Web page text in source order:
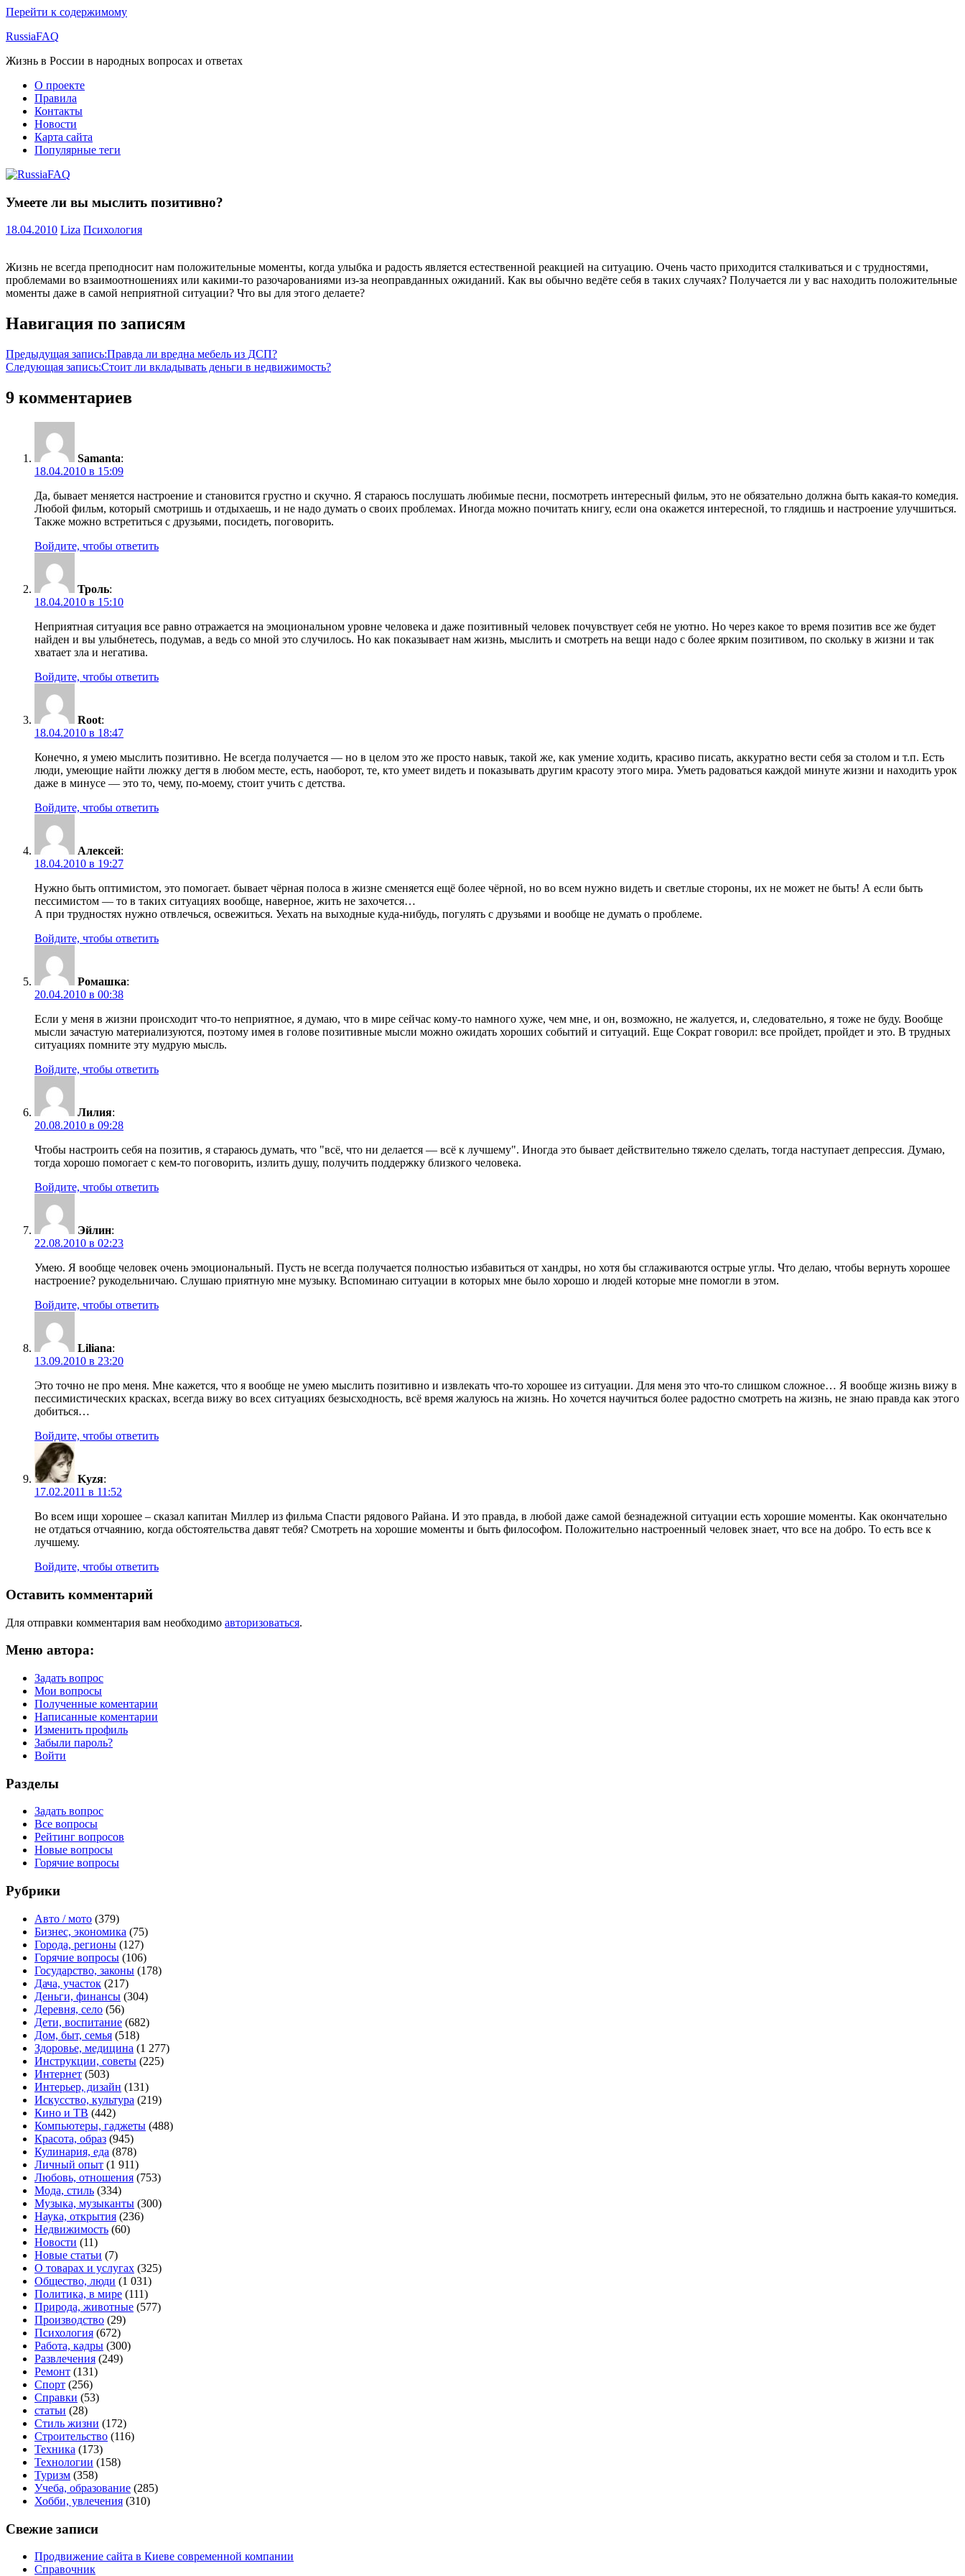
Перейти к содержимому
RussiaFAQ
Жизнь в России в народных вопросах и ответах
О проекте
Правила
Контакты
Новости
Карта сайта
Популярные теги
Умеете ли вы мыслить позитивно?
18.04.2010 Liza Психология
Жизнь не всегда преподносит нам положительные моменты, когда улыбка и радость является естественной реакцией на ситуацию. Очень часто приходится сталкиваться и с трудностями,
проблемами во взаимоотношениях или какими-то разочарованиями из-за неоправданных ожиданий. Как вы обычно ведёте себя в таких случаях? Получается ли у вас находить положительные
моменты даже в самой неприятной ситуации? Что вы для этого делаете?
Навигация по записям
Предыдущая запись:Правда ли вредна мебель из ДСП?
Следующая запись:Стоит ли вкладывать деньги в недвижимость?
9 комментариев
Samanta:
18.04.2010 в 15:09
Да, бывает меняется настроение и становится грустно и скучно. Я стараюсь послушать любимые песни, посмотреть интересный фильм, это не обязательно должна быть какая-то комедия.
Любой фильм, который смотришь и отдыхаешь, и не надо думать о своих проблемах. Иногда можно почитать книгу, если она окажется интересной, то глядишь и настроение улучшиться.
Также можно встретиться с друзьями, посидеть, поговорить.
Войдите, чтобы ответить
Троль:
18.04.2010 в 15:10
Неприятная ситуация все равно отражается на эмоциональном уровне человека и даже позитивный человек почувствует себя не уютно. Но через какое то время позитив все же будет
найден и вы улыбнетесь, подумав, а ведь со мной это случилось. Но как показывает нам жизнь, мыслить и смотреть на вещи надо с более ярким позитивом, по скольку в жизни и так
хватает зла и негатива.
Войдите, чтобы ответить
Root:
18.04.2010 в 18:47
Конечно, я умею мыслить позитивно. Не всегда получается — но в целом это же просто навык, такой же, как умение ходить, красиво писать, аккуратно вести себя за столом и т.п. Есть
люди, умеющие найти люжку дегтя в любом месте, есть, наоборот, те, кто умеет видеть и показывать другим красоту этого мира. Уметь радоваться каждой минуте жизни и находить урок
даже в минусе — это то, чему, по-моему, стоит учить с детства.
Войдите, чтобы ответить
Алексей:
18.04.2010 в 19:27
Нужно быть оптимистом, это помогает. бывает чёрная полоса в жизне сменяется ещё более чёрной, но во всем нужно видеть и светлые стороны, их не может не быть! А если быть
пессимистом — то в таких ситуациях вообще, наверное, жить не захочется…
А при трудностях нужно отвлечься, освежиться. Уехать на выходные куда-нибудь, погулять с друзьями и вообще не думать о проблеме.
Войдите, чтобы ответить
Ромашка:
20.04.2010 в 00:38
Если у меня в жизни происходит что-то неприятное, я думаю, что в мире сейчас кому-то намного хуже, чем мне, и он, возможно, не жалуется, и, следовательно, я тоже не буду. Вообще
мысли зачастую материализуются, поэтому имея в голове позитивные мысли можно ожидать хороших событий и ситуаций. Еще Сократ говорил: все пройдет, пройдет и это. В трудных
ситуациях помните эту мудрую мысль.
Войдите, чтобы ответить
Лилия:
20.08.2010 в 09:28
Чтобы настроить себя на позитив, я стараюсь думать, что "всё, что ни делается — всё к лучшему". Иногда это бывает действительно тяжело сделать, тогда наступает депрессия. Думаю,
тогда хорошо помогает с кем-то поговорить, излить душу, получить поддержку близкого человека.
Войдите, чтобы ответить
Эйлин:
22.08.2010 в 02:23
Умею. Я вообще человек очень эмоциональный. Пусть не всегда получается полностью избавиться от хандры, но хотя бы сглаживаются острые углы. Что делаю, чтобы вернуть хорошее
настроение? рукодельничаю. Слушаю приятную мне музыку. Вспоминаю ситуации в которых мне было хорошо и людей которые мне помогли в этом.
Войдите, чтобы ответить
Liliana:
13.09.2010 в 23:20
Это точно не про меня. Мне кажется, что я вообще не умею мыслить позитивно и извлекать что-то хорошее из ситуации. Для меня это что-то слишком сложное… Я вообще жизнь вижу в
пессимистических красках, всегда вижу во всех ситуациях безысходность, всё время жалуюсь на жизнь. Но хочется научиться более радостно смотреть на жизнь, не знаю правда как этого
добиться…
Войдите, чтобы ответить
Kyzя:
17.02.2011 в 11:52
Во всем ищи хорошее – сказал капитан Миллер из фильма Спасти рядового Райана. И это правда, в любой даже самой безнадежной ситуации есть хорошие моменты. Как окончательно
не отдаться отчаянию, когда обстоятельства давят тебя? Смотреть на хорошие моменты и быть философом. Положительно настроенный человек знает, что все на добро. То есть все к
лучшему.
Войдите, чтобы ответить
Оставить комментарий
Для отправки комментария вам необходимо авторизоваться.
Меню автора:
Задать вопрос
Мои вопросы
Полученные коментарии
Написанные коментарии
Изменить профиль
Забыли пароль?
Войти
Разделы
Задать вопрос
Все вопросы
Рейтинг вопросов
Новые вопросы
Горячие вопросы
Рубрики
Авто / мото (379)
Бизнес, экономика (75)
Города, регионы (127)
Горячие вопросы (106)
Государство, законы (178)
Дача, участок (217)
Деньги, финансы (304)
Деревня, село (56)
Дети, воспитание (682)
Дом, быт, семья (518)
Здоровье, медицина (1 277)
Инструкции, советы (225)
Интернет (503)
Интерьер, дизайн (131)
Искусство, культура (219)
Кино и ТВ (442)
Компьютеры, гаджеты (488)
Красота, образ (945)
Кулинария, еда (878)
Личный опыт (1 911)
Любовь, отношения (753)
Мода, стиль (334)
Музыка, музыканты (300)
Наука, открытия (236)
Недвижимость (60)
Новости (11)
Новые статьи (7)
О товарах и услугах (325)
Общество, люди (1 031)
Политика, в мире (111)
Природа, животные (577)
Производство (29)
Психология (672)
Работа, кадры (300)
Развлечения (249)
Ремонт (131)
Спорт (256)
Справки (53)
статьи (28)
Стиль жизни (172)
Строительство (116)
Техника (173)
Технологии (158)
Туризм (358)
Учеба, образование (285)
Хобби, увлечения (310)
Свежие записи
Продвижение сайта в Киеве современной компании
Справочник